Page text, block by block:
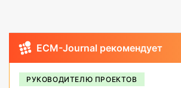
ECM-Journal рекомендует
РУКОВОДИТЕЛЮ ПРОЕКТОВ